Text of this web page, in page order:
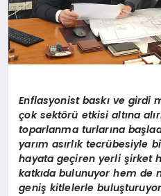
Enflasyonist baskı ve girdi
çok sektörü etkisi altına alı
toparlanma turlarına
yarım asırlık tecrübesiyle
hayata geçiren yerli şirket
katkıda bulunuyor hem de
geniş kitlelerle